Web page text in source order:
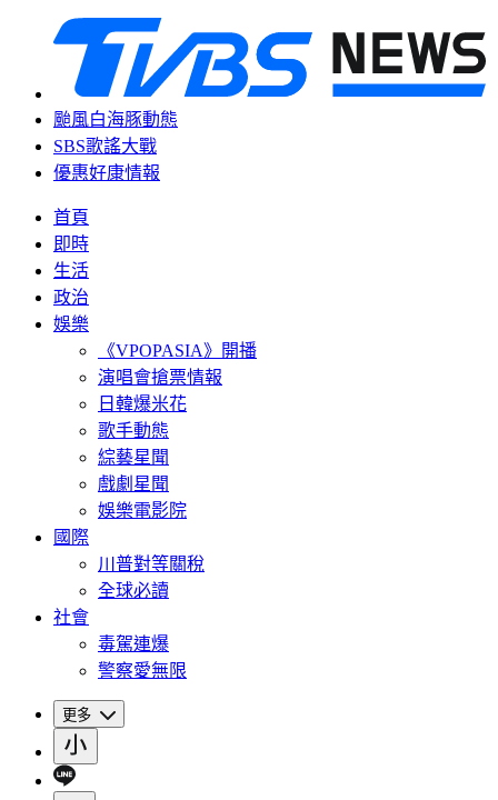
颱風白海豚動態
SBS歌謠大戰
優惠好康情報
首頁
即時
生活
政治
娛樂
《VPOPASIA》開播
演唱會搶票情報
日韓爆米花
歌手動態
綜藝星聞
戲劇星聞
娛樂電影院
國際
川普對等關稅
全球必讀
社會
毒駕連爆
警察愛無限
更多